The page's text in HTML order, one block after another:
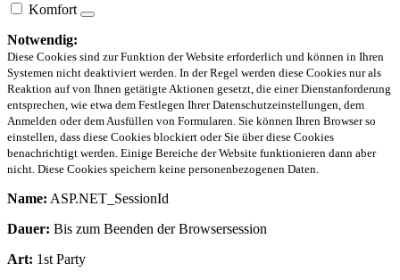
Komfort
Notwendig:
Diese Cookies sind zur Funktion der Website erforderlich und können in Ihren
Systemen nicht deaktiviert werden. In der Regel werden diese Cookies nur als
Reaktion auf von Ihnen getätigte Aktionen gesetzt, die einer Dienstanforderung
entsprechen, wie etwa dem Festlegen Ihrer Datenschutzeinstellungen, dem
Anmelden oder dem Ausfüllen von Formularen. Sie können Ihren Browser so
einstellen, dass diese Cookies blockiert oder Sie über diese Cookies
benachrichtigt werden. Einige Bereiche der Website funktionieren dann aber
nicht. Diese Cookies speichern keine personenbezogenen Daten.
Name: ASP.NET_SessionId
Dauer: Bis zum Beenden der Browsersession
Art: 1st Party